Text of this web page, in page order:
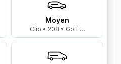
Moyen
Clio • 208 • Golf …